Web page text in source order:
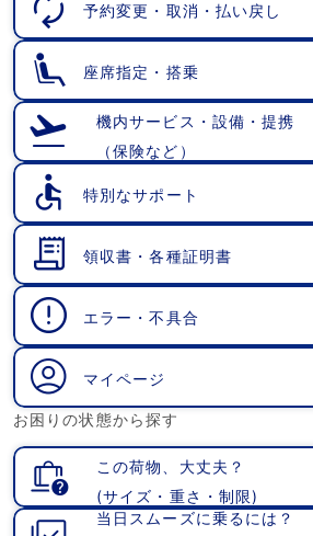
予約変更・取消・払い戻し
座席指定・搭乗
機内サービス・設備・提携
（保険など）
特別なサポート
領収書・各種証明書
エラー・不具合
マイページ
お困りの状態から探す
この荷物、大丈夫？
(サイズ・重さ・制限)
当日スムーズに乗るには？